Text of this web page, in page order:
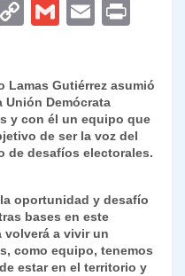
Li
C
y
Li
n
G
l
E
l
Lamas Gutiérrez asumió
Unión Demócrata
y con él un equipo que
de ser la voz del
de desafíos electorales.
oportunidad y desafío
bases en este
volverá a vivir un
como equipo, tenemos
estar en el territorio y